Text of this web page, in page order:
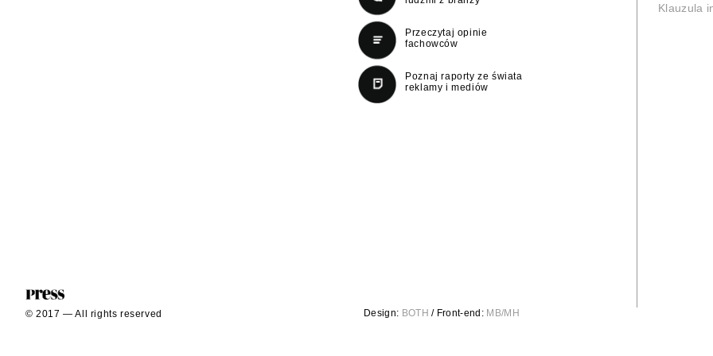
Przeczytaj opinie
fachowców
Poznaj raporty ze świata
reklamy i mediów
Klauzula
Design: BOTH / Front-end: MB/MH
© 2017 — All rights reserved